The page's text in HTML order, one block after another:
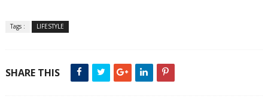
Tags : LIFESTYLE
SHARE THIS